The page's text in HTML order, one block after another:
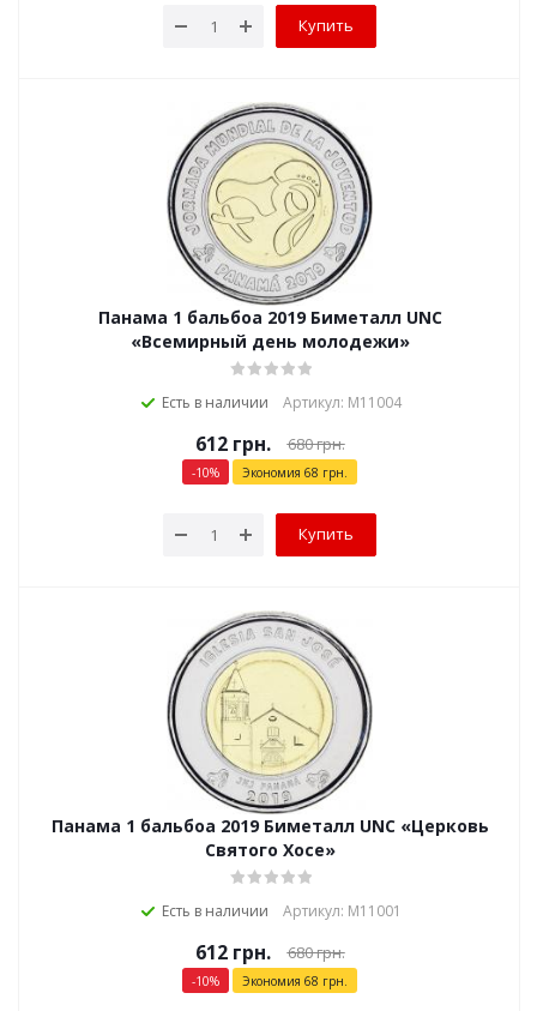
Купить
Панама 1 бальбоа 2019 Биметалл UNC
«Всемирный день молодежи»
Есть в наличии Артикул: М11004
612грн. 680грн.
-10% Экономия 68 грн.
Купить
Панама 1 бальбоа 2019 Биметалл UNC «Церковь
Святого Хосе»
Есть в наличии Артикул: М11001
612грн. 680грн.
-10% Экономия 68 грн.